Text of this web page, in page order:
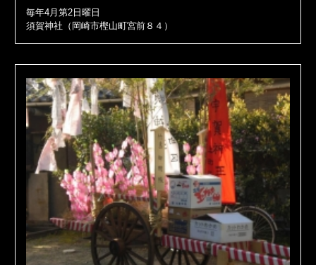
毎年4月第2日曜日
須賀神社（岡崎市樫山町宮前８４）